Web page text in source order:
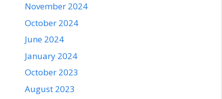
November 2024
October 2024
June 2024
January 2024
October 2023
August 2023